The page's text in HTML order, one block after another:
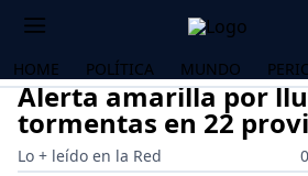
HOME POLÍTICA MUNDO
Alerta amarilla por
tormentas en 22
Lo + leído en la Red